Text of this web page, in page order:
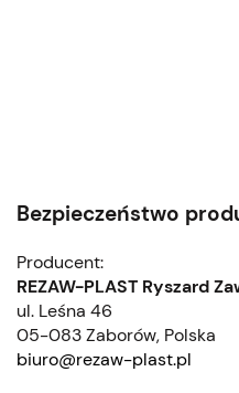
Bezpieczeństwo
Producent:
REZAW-PLAST Ryszard
ul. Leśna 46
05-083 Zaborów, Polska
biuro@rezaw-plast.pl